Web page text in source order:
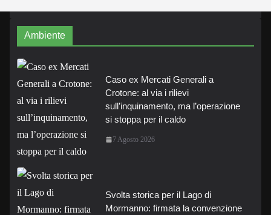
Ambiente
Caso ex Mercati Generali a
Crotone: al via i rilievi
sull’inquinamento, ma l’operazione
si stoppa per il caldo
7 Agosto 2026
Svolta storica per il Lago di
Mormanno: firmata la convenzione